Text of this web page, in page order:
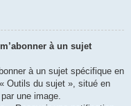
à un sujet
à un sujet spécifique en
Outils du sujet », situé en
une image.